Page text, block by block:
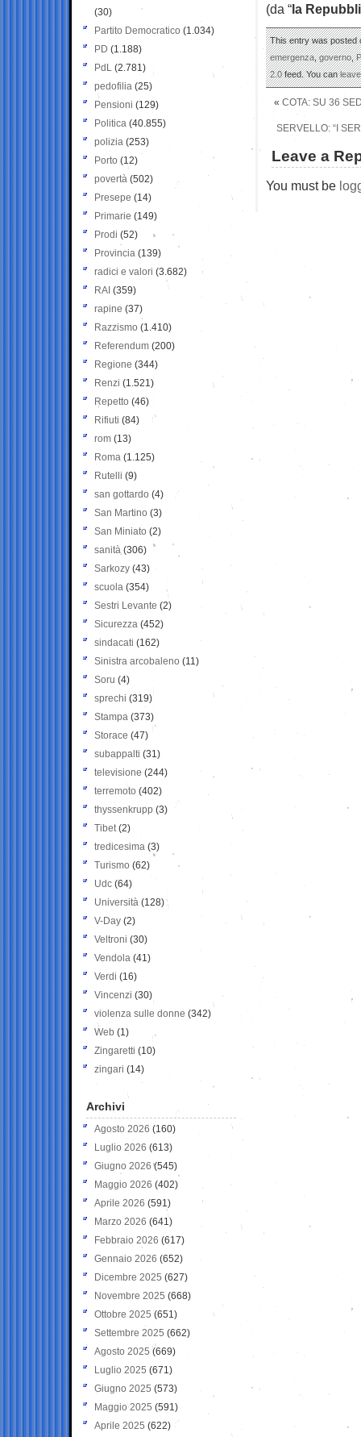
(da “la
This entry was posted
emergenza,governo,
2.0feed. You can
« COTA: SU 36
SERVELLO: “I
Leave a
You must be
(30)
Partito Democratico (1.034)
PD (1.188)
PdL (2.781)
pedofilia (25)
Pensioni (129)
Politica (40.855)
polizia (253)
Porto (12)
povertà (502)
Presepe (14)
Primarie (149)
Prodi (52)
Provincia (139)
radici e valori (3.682)
RAI (359)
rapine (37)
Razzismo (1.410)
Referendum (200)
Regione (344)
Renzi (1.521)
Repetto (46)
Rifiuti (84)
rom (13)
Roma (1.125)
Rutelli (9)
san gottardo (4)
San Martino (3)
San Miniato (2)
sanità (306)
Sarkozy (43)
scuola (354)
Sestri Levante (2)
Sicurezza (452)
sindacati (162)
Sinistra arcobaleno (11)
Soru (4)
sprechi (319)
Stampa (373)
Storace (47)
subappalti (31)
televisione(244)
terremoto (402)
thyssenkrupp (3)
Tibet(2)
tredicesima (3)
Turismo (62)
Udc (64)
Università (128)
V-Day (2)
Veltroni (30)
Vendola (41)
Verdi (16)
Vincenzi (30)
violenza sulle donne (342)
Web (1)
Zingaretti (10)
zingari (14)
Archivi
Agosto 2026 (160)
Luglio 2026 (613)
Giugno 2026 (545)
Maggio 2026 (402)
Aprile 2026 (591)
Marzo 2026 (641)
Febbraio 2026 (617)
Gennaio 2026 (652)
Dicembre 2025 (627)
Novembre 2025 (668)
Ottobre 2025 (651)
Settembre 2025 (662)
Agosto 2025 (669)
Luglio 2025 (671)
Giugno 2025 (573)
Maggio 2025 (591)
Aprile 2025 (622)